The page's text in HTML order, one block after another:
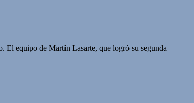
equipo de Martín Lasarte, que logró su segunda